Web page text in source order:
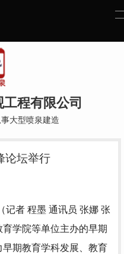
程有限公司
大型喷泉建造
论坛举行
记者 程墨 通讯员 张娜 张
学院等单位主办的早期
期教育学科发展、教育